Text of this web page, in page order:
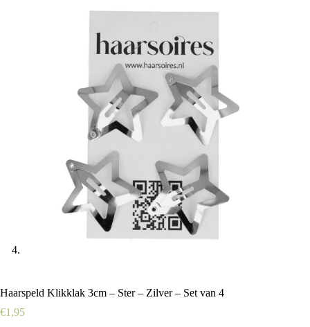
Haarspeld Klikklak 3cm – Ster – Zilver – Set van 4
€1,95